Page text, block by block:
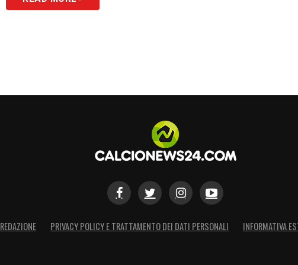
REDAZIONE PRIVACY POLICY E TRATTAMENTO DEI DATI PERSONALI INFORMATIVA